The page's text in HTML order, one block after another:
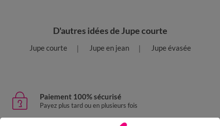
D'autres idées de Jupe courte
Jupe courte Jupe en jean Jupe évasée
Paiement 100% sécurisé
Payez plus tard ou en plusieurs fois